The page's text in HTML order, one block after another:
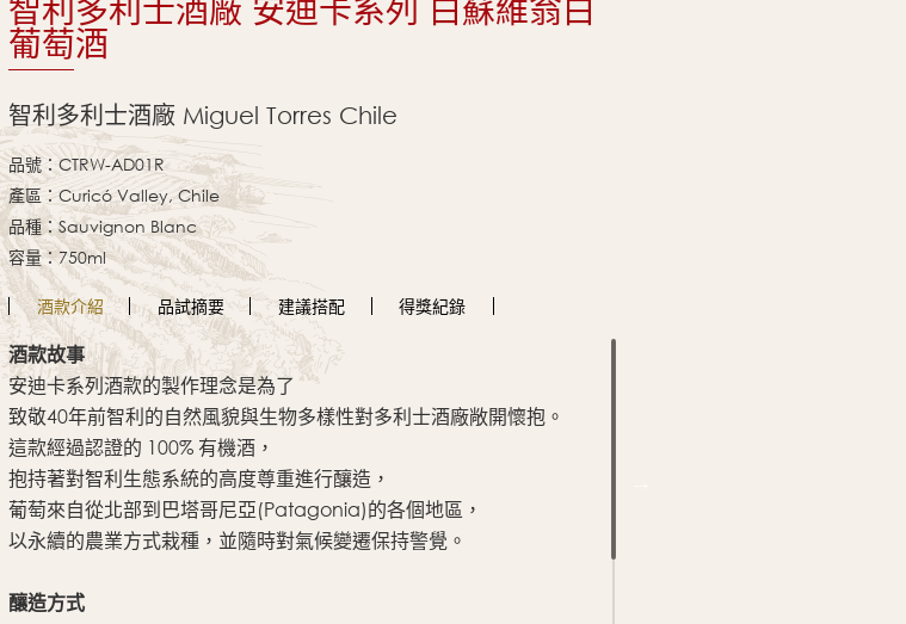
智利多利士酒廠 安迪卡系列 白蘇維翁白
葡萄酒
智利多利士酒廠 Miguel Torres Chile
品號：CTRW-AD01R
產區：Curicó Valley, Chile
品種：Sauvignon Blanc
容量：750ml
酒款介紹 品試摘要 建議搭配 得獎紀錄
酒款故事
安迪卡系列酒款的製作理念是為了
致敬40年前智利的自然風貌與生物多樣性對多利士酒廠敞開懷抱。
這款經過認證的 100% 有機酒，
抱持著對智利生態系統的高度尊重進行釀造，
葡萄來自從北部到巴塔哥尼亞(Patagonia)的各個地區，
以永續的農業方式栽種，並隨時對氣候變遷保持警覺。
釀造方式